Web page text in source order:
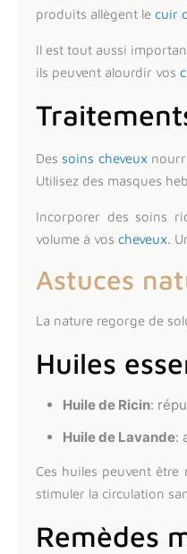
produits allègent le cuir
Il est tout aussi
ils peuvent alourdir vos
Des soins cheveux
Utilisez des masques
Incorporer des soins
volume à vos cheveux.
Astuces
La nature regorge de
Huiles
Huile de Ricin:
Huile de Lavande:
Ces huiles peuvent
stimuler la circulation
Remèdes